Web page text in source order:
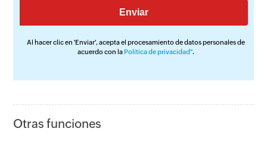
Al hacer clic en 'Enviar', acepta el procesamiento de datos personales de
acuerdo con la Política de privacidad".
Otras funciones